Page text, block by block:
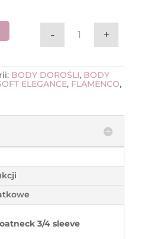
ilość Capezio
- +
BODY DOROŚLI, BODY
ELEGANCE, FLAMENCO,
3/4 sleeve